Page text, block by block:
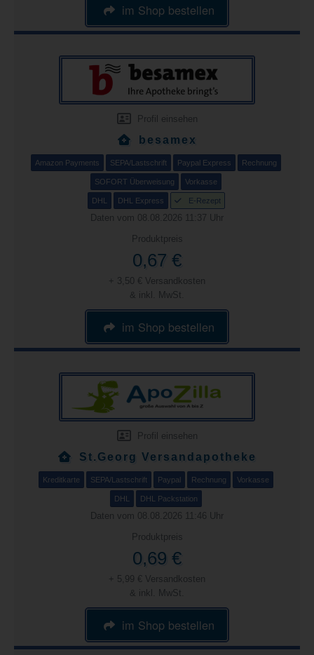
im Shop bestellen
Profil einsehen
besamex
Amazon Payments SEPA/Lastschrift Paypal Express Rechnung
SOFORT Überweisung Vorkasse
DHL DHL Express E-Rezept
Daten vom 08.08.2026 11:37 Uhr
Produktpreis
0,67 €
+ 3,50 € Versandkosten
& inkl. MwSt.
im Shop bestellen
Profil einsehen
St.Georg Versandapotheke
Kreditkarte SEPA/Lastschrift Paypal Rechnung Vorkasse
DHL DHL Packstation
Daten vom 08.08.2026 11:46 Uhr
Produktpreis
0,69 €
+ 5,99 € Versandkosten
& inkl. MwSt.
im Shop bestellen